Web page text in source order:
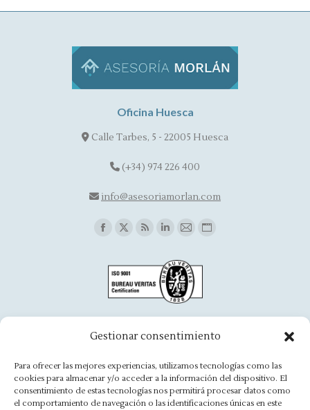
Gestionar consentimiento
Para ofrecer las mejores experiencias, utilizamos tecnologías como las
cookies para almacenar y/o acceder a la información del dispositivo. El
consentimiento de estas tecnologías nos permitirá procesar datos como
el comportamiento de navegación o las identificaciones únicas en este
Oficina Huesca
Calle Tarbes, 5 - 22005 Huesca
(+34) 974 226 400
info@asesoriamorlan.com
Facebook
opens
X
opens
in
Rss
opens
in
Linkedin
opens
in
new
Mail
opens
in
Website
(+34) 974 500 949